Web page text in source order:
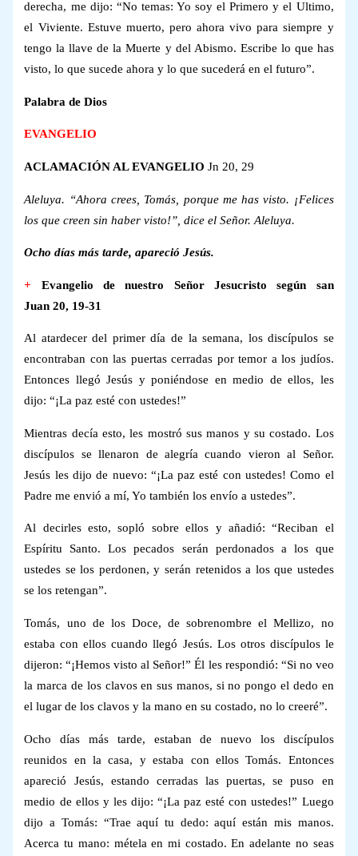
derecha, me dijo: “No temas: Yo soy el Primero y el Ultimo,
el Viviente. Estuve muerto, pero ahora vivo para siempre y
tengo la llave de la Muerte y del Abismo. Escribe lo que has
visto, lo que sucede ahora y lo que sucederá en el futuro”.
Palabra de Dios
EVANGELIO
ACLAMACIÓN AL EVANGELIO Jn 20, 29
Aleluya. “Ahora crees, Tomás, porque me has visto. ¡Felices
los que creen sin haber visto!”, dice el Señor.Aleluya.
Ocho días más tarde, apareció Jesús.
+ Evangelio de nuestro Señor Jesucristo según san
Juan 20, 19-31
Al atardecer del primer día de la semana, los discípulos se
encontraban con las puertas cerradas por temor a los judíos.
Entonces llegó Jesús y poniéndose en medio de ellos, les
dijo: “¡La paz esté con ustedes!”
Mientras decía esto, les mostró sus manos y su costado. Los
discípulos se llenaron de alegría cuando vieron al Señor.
Jesús les dijo de nuevo: “¡La paz esté con ustedes! Como el
Padre me envió a mí, Yo también los envío a ustedes”.
Al decirles esto, sopló sobre ellos y añadió: “Reciban el
Espíritu Santo. Los pecados serán perdonados a los que
ustedes se los perdonen, y serán retenidos a los que ustedes
se los retengan”.
Tomás, uno de los Doce, de sobrenombre el Mellizo, no
estaba con ellos cuando llegó Jesús. Los otros discípulos le
dijeron: “¡Hemos visto al Señor!” Él les respondió: “Si no veo
la marca de los clavos en sus manos, si no pongo el dedo en
el lugar de los clavos y la mano en su costado, no lo creeré”.
Ocho días más tarde, estaban de nuevo los discípulos
reunidos en la casa, y estaba con ellos Tomás. Entonces
apareció Jesús, estando cerradas las puertas, se puso en
medio de ellos y les dijo: “¡La paz esté con ustedes!” Luego
dijo a Tomás: “Trae aquí tu dedo: aquí están mis manos.
Acerca tu mano: métela en mi costado. En adelante no seas